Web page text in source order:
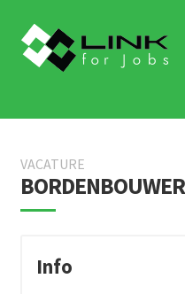
to
navigation
to
content
LINK 4 JOBS VOOR BEDRIJVEN
OVER ONS
VACATURE
BORDENBOUWER
Info